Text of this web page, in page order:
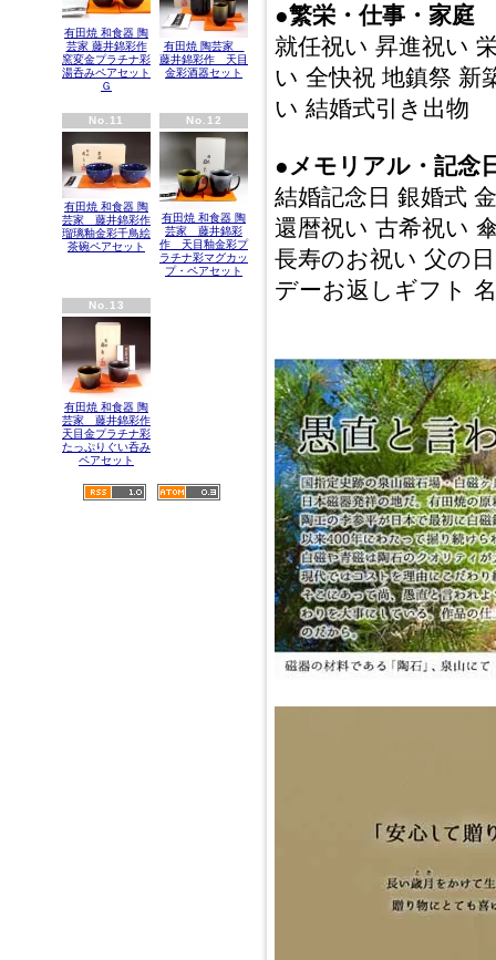
有田焼 和食器 陶
芸家 藤井錦彩作
窯変金プラチナ彩
湯呑みペアセット
Ｇ
有田焼 陶芸家
藤井錦彩作 天目
金彩酒器セット
No.11
有田焼 和食器 陶
芸家 藤井錦彩作
瑠璃釉金彩千鳥絵
茶碗ペアセット
No.12
有田焼 和食器 陶
芸家 藤井錦彩
作 天目釉金彩プ
ラチナ彩マグカッ
プ・ペアセット
No.13
有田焼 和食器 陶
芸家 藤井錦彩作
天目金プラチナ彩
たっぷりぐい呑み
ペアセット
●繁栄・仕事・家庭
就任祝い 昇進祝い
い 全快祝 地鎮祭 新
い 結婚式引き出物
●メモリアル・記念
結婚記念日 銀婚式
還暦祝い 古希祝い
長寿のお祝い 父の
デーお返しギフト